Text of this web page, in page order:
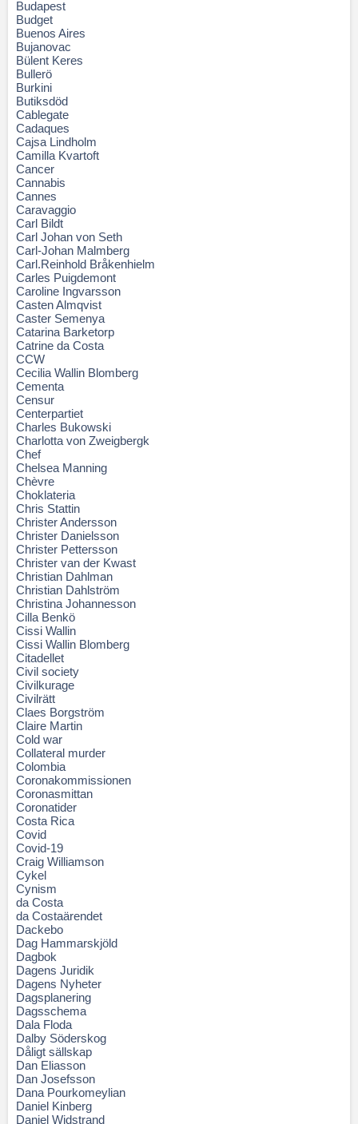
Budapest
Budget
Buenos Aires
Bujanovac
Bülent Keres
Bullerö
Burkini
Butiksdöd
Cablegate
Cadaques
Cajsa Lindholm
Camilla Kvartoft
Cancer
Cannabis
Cannes
Caravaggio
Carl Bildt
Carl Johan von Seth
Carl-Johan Malmberg
Carl.Reinhold Bråkenhielm
Carles Puigdemont
Caroline Ingvarsson
Casten Almqvist
Caster Semenya
Catarina Barketorp
Catrine da Costa
CCW
Cecilia Wallin Blomberg
Cementa
Censur
Centerpartiet
Charles Bukowski
Charlotta von Zweigbergk
Chef
Chelsea Manning
Chèvre
Choklateria
Chris Stattin
Christer Andersson
Christer Danielsson
Christer Pettersson
Christer van der Kwast
Christian Dahlman
Christian Dahlström
Christina Johannesson
Cilla Benkö
Cissi Wallin
Cissi Wallin Blomberg
Citadellet
Civil society
Civilkurage
Civilrätt
Claes Borgström
Claire Martin
Cold war
Collateral murder
Colombia
Coronakommissionen
Coronasmittan
Coronatider
Costa Rica
Covid
Covid-19
Craig Williamson
Cykel
Cynism
da Costa
da Costaärendet
Dackebo
Dag Hammarskjöld
Dagbok
Dagens Juridik
Dagens Nyheter
Dagsplanering
Dagsschema
Dala Floda
Dalby Söderskog
Dåligt sällskap
Dan Eliasson
Dan Josefsson
Dana Pourkomeylian
Daniel Kinberg
Daniel Widstrand